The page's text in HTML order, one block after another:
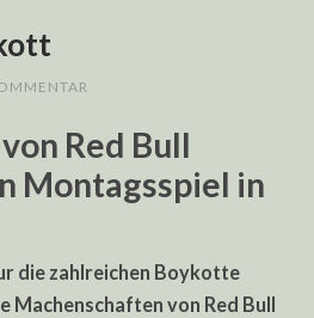
Red Bull
Montagsspiel in
die zahlreichen Boykotte
Machenschaften von Red Bull